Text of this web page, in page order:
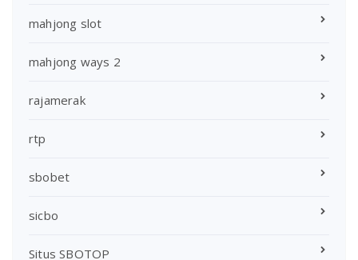
mahjong slot
mahjong ways 2
rajamerak
rtp
sbobet
sicbo
Situs SBOTOP